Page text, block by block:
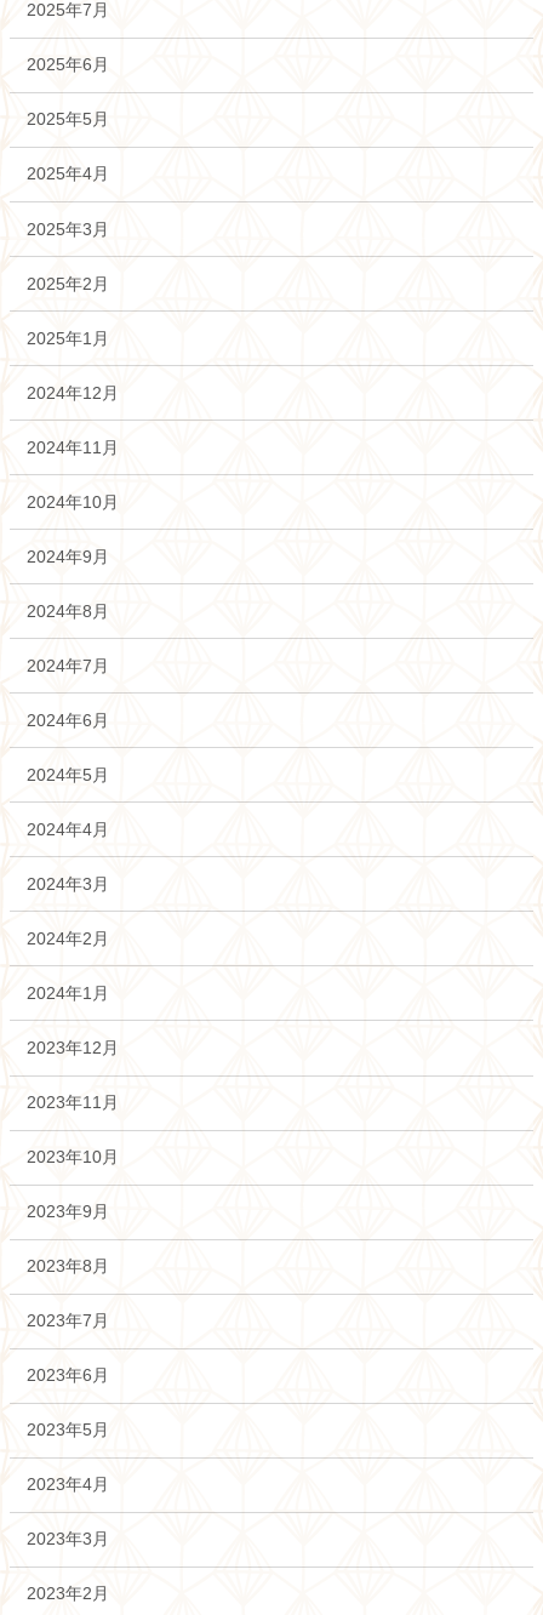
2025年7月
2025年6月
2025年5月
2025年4月
2025年3月
2025年2月
2025年1月
2024年12月
2024年11月
2024年10月
2024年9月
2024年8月
2024年7月
2024年6月
2024年5月
2024年4月
2024年3月
2024年2月
2024年1月
2023年12月
2023年11月
2023年10月
2023年9月
2023年8月
2023年7月
2023年6月
2023年5月
2023年4月
2023年3月
2023年2月